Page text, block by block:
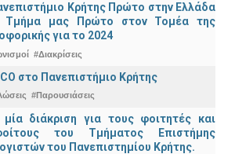
Κρήτης Πρώτο στην Ελλάδα
μας Πρώτο στον Τομέα της
για το 2024
#Διακρίσεις
στο Πανεπιστήμιο Κρήτης
#Παρουσιάσεις
διάκριση για τους φοιτητές και
του Τμήματος Επιστήμης
του Πανεπιστημίου Κρήτης.